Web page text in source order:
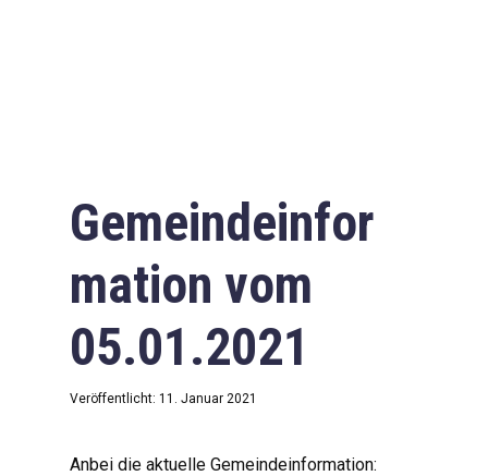
Gemeindeinfor
mation vom
05.01.2021
Veröffentlicht: 11. Januar 2021
Anbei die aktuelle Gemeindeinformation: